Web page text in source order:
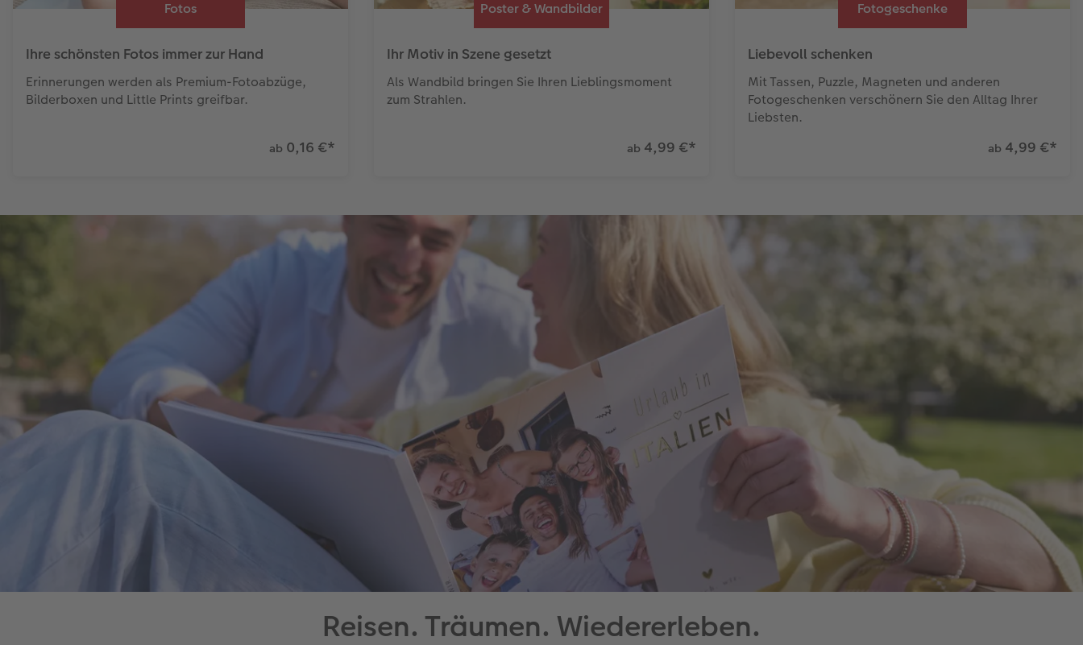
Fotos
Ihre schönsten Fotos immer zur Hand
Erinnerungen werden als Premium-Fotoabzüge,
Bilderboxen und Little Prints greifbar.
ab 0,16 €*
Poster & Wandbilder
Ihr Motiv in Szene gesetzt
Als Wandbild bringen Sie Ihren Lieblingsmoment
zum Strahlen.
ab 4,99 €*
Fotogeschenke
Liebevoll schenken
Mit Tassen, Puzzle, Magneten und anderen
Fotogeschenken verschönern Sie den Alltag Ihrer
Liebsten.
ab 4,99 €*
Reisen. Träumen. Wiedererleben.